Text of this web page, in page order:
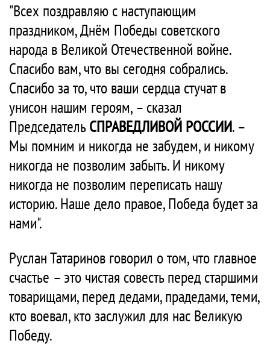
"Всех поздравляю с наступающим
праздником, Днём Победы советского
народа в Великой Отечественной войне.
Спасибо вам, что вы сегодня собрались.
Спасибо за то, что ваши сердца стучат в
унисон нашим героям, – сказал
ПредседательСПРАВЕДЛИВОЙ РОССИИ. –
Мы помним и никогда не забудем, и никому
никогда не позволим забыть. И никому
никогда не позволим переписать нашу
историю. Наше дело правое, Победа будет за
нами".
Руслан Татаринов говорил о том, что главное
счастье – это чистая совесть перед старшими
товарищами, перед дедами, прадедами, теми,
кто воевал, кто заслужил для нас Великую
Победу.